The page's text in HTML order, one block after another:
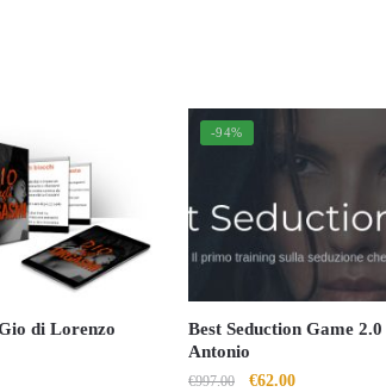
di Lorenzo
-94%
Best Seduction Game
Antonio
€997.00 Il
€62.00Il